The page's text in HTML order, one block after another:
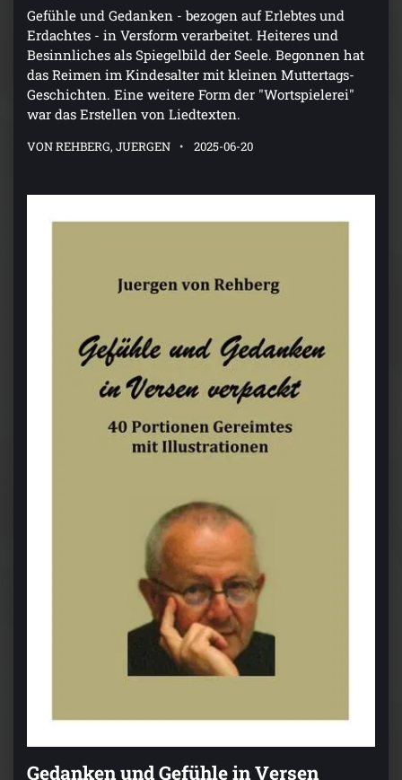
Gefühle und Gedanken - bezogen auf Erlebtes und
Erdachtes - in Versform verarbeitet. Heiteres und
Besinnliches als Spiegelbild der Seele. Begonnen hat
das Reimen im Kindesalter mit kleinen Muttertags-
Geschichten. Eine weitere Form der "Wortspielerei"
war das Erstellen von Liedtexten.
VON REHBERG, JUERGEN 2025-06-20
Gedanken und Gefühle in Versen